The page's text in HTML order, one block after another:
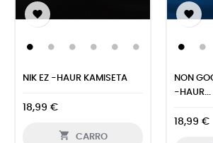

NIK EZ -HAUR KAMISETA
18,99 €
 CARRO

NON
-HAUR...
18,99 €